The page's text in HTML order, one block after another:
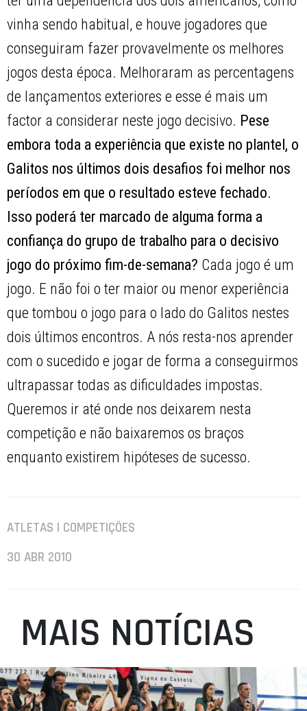
vinha sendo habitual, e houve jogadores que
conseguiram fazer provavelmente os melhores
jogos desta época. Melhoraram as percentagens
de lançamentos exteriores e esse é mais um
factor a considerar neste jogo decisivo. Pese
embora toda a experiência que existe no plantel, o
Galitos nos últimos dois desafios foi melhor nos
períodos em que o resultado esteve fechado.
Isso poderá ter marcado de alguma forma a
confiança do grupo de trabalho para o decisivo
jogo do próximo fim-de-semana? Cada jogo é um
jogo. E não foi o ter maior ou menor experiência
que tombou o jogo para o lado do Galitos nestes
dois últimos encontros. A nós resta-nos aprender
com o sucedido e jogar de forma a conseguirmos
ultrapassar todas as dificuldades impostas.
Queremos ir até onde nos deixarem nesta
competição e não baixaremos os braços
enquanto existirem hipóteses de sucesso.
ATLETAS | COMPETIÇÕES
30 ABR 2010
MAIS NOTÍCIAS